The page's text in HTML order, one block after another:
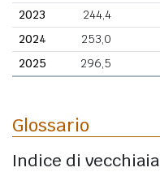
2023
244,4
2024
253,0
2025
296,5
Glossario
Indice di vecchiaia